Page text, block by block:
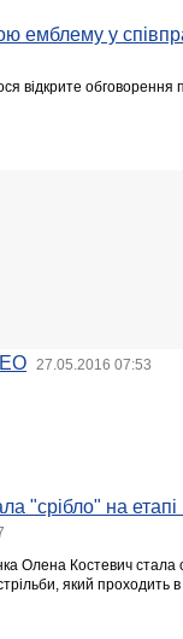
емблему у
відкрите
27.05.2016 07:53
"срібло" на етапі
Олена Костевич
який